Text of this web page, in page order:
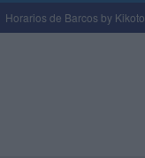
Horarios de Barcos by Kikoto